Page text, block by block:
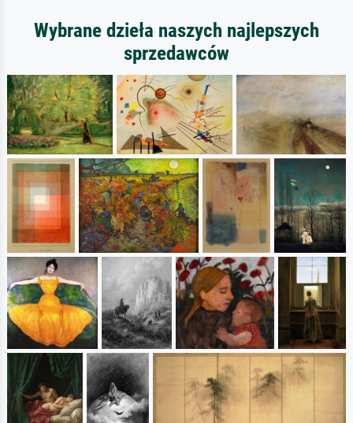
Wybrane dzieła naszych najlepszych
sprzedawców